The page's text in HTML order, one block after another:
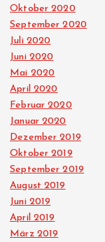
Oktober 2020
September 2020
Juli 2020
Juni 2020
Mai 2020
April 2020
Februar 2020
Januar 2020
Dezember 2019
Oktober 2019
September 2019
August 2019
Juni 2019
April 2019
März 2019